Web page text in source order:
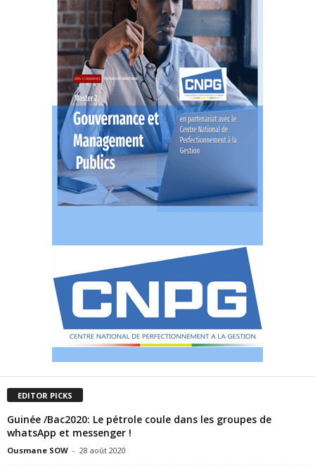
EDITOR PICKS
Guinée /Bac2020: Le pétrole coule dans les groupes de
whatsApp et messenger !
Ousmane SOW - 28 août 2020